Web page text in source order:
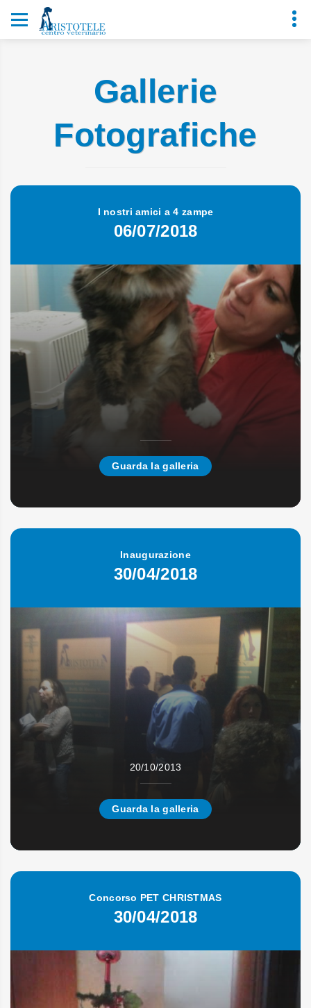
Gallerie
Fotografiche
I nostri amici a 4 zampe
06/07/2018
Guarda la galleria
Inaugurazione
30/04/2018
20/10/2013
Guarda la galleria
Concorso PET CHRISTMAS
30/04/2018